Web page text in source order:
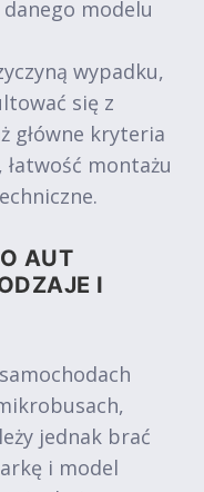
modelu
wypadku,
się z
główne kryteria
montażu
AUT
I
jednak brać
i model